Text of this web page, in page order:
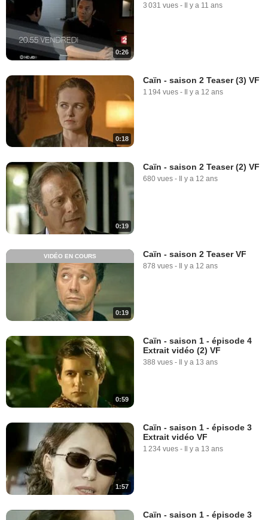
0:26
3 031 vues - Il y a 11 ans
0:18
Caïn - saison 2 Teaser (3) VF
1 194 vues - Il y a 12 ans
0:19
Caïn - saison 2 Teaser (2) VF
680 vues - Il y a 12 ans
0:19
VIDÉO EN COURS Caïn - saison 2 Teaser VF
878 vues - Il y a 12 ans
0:59
Caïn - saison 1 - épisode 4
Extrait vidéo (2) VF
388 vues - Il y a 13 ans
1:57
Caïn - saison 1 - épisode 3
Extrait vidéo VF
1 234 vues - Il y a 13 ans
Caïn - saison 1 - épisode 3